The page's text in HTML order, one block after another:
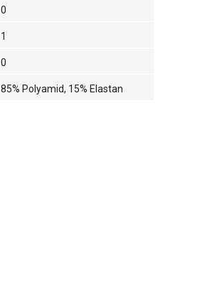
0
1
0
85% Polyamid, 15% Elastan